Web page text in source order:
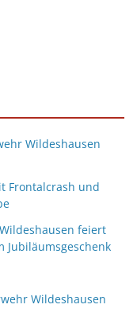
Wildeshausen
Frontalcrash und
feiert
Jubiläumsgeschenk
Wildeshausen